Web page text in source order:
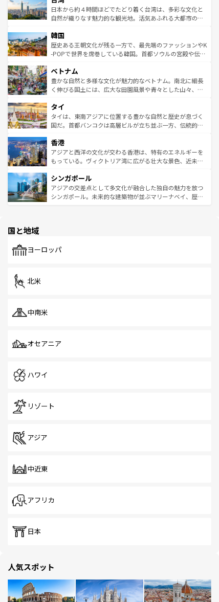
情報はコンテンツ一覧を参照してほしい。
人々、おいしいローカルフードやハワイアンミュージッ
ク、伝統的なフラダンスなど、すべてがハワイの魅力を彩
ワイを、存分に味わってほしい。 なお、新着のハワイ情報
はコンテンツ一覧を参照してほしい。
ク）、タスマニアの美しい原生林やケアンズの熱帯雨林な
ど、見どころがたくさん。また、カフェやワイン、オージ
いる。アクティビティも充実しており、サーフィンやダイ
ビング、ハイキングなど、アウトドア好きにはたまらな
い。オーストラリアの多彩な魅力を存分に味わいつくそ
参照してほしい。
日本から約４時間ほどでたどり着く台湾は、多彩な文化と
自然が織りなす魅力的な観光地。活気あふれる大都市の台
ン）、静ひつな山岳地帯である台湾東部など、都市の喧騒
と山間の静けさが共存しており、訪れる人に新しい発見と
驚きをもたらしてくれる。また、奥深い台湾の食文化も魅
容にもいいと評判のスイーツなど、バラエティ豊かな料理
が味わえる。 なお、新着の台湾情報は コンテンツ一覧を参
照してほしい。
韓国
歴史ある王朝文化が残る一方で、最先端のファッションやK
-POPで世界を席巻している韓国。首都ソウルの宮殿や伝統
き、地方に足を延ばせば四季折々の自然美を楽しむことが
できる。そして、キムチや焼肉、絶品のストリートフード
まで、さまざまな韓国料理が待っている。夜には、韓国な
リティに包まれながら、韓国の多彩な魅力を心ゆくまで味
わってみてほしい。 なお、新着の韓国情報はコンテンツ一
覧を参照してほしい。
ベトナム
豊かな自然と多様な文化が魅力的なベトナム。南北に細長
く伸びる国土には、広大な田園風景や青々とした山々、世
急速な発展と共に伝統が息づく。ハノイの古い町並みやホ
ーチミン市のフランス統治時代の建物も、独特の雰囲気を
醸し出している。また、バラエティの豊かさとおいしさで
とつ。フォーやバインミー、ベトナムコーヒーなどは、ぜ
ひ現地で味わいたい。どの地域を訪れてもあたたかい人々
が旅行者を迎えてくれるので、きっと忘れられない旅にな
参照してほしい。
タイ
タイは、東南アジアに位置する豊かな自然と歴史が息づく
国だ。首都バンコクは高層ビルが立ち並ぶ一方、伝統的な
の活気が交差している。北部ではチェンマイなどの山岳地
帯で自然と触れ合い、南部ではプーケットやクラビの美し
いビーチでリゾート気分を楽しむことができる。タイ料理
激する。気候は一年中温暖で、どの季節にも異なる楽しみ
が待っている。親しみやすいタイの人々、仏教を中心とし
た文化、そして多様な観光資源が、訪れる旅人を魅了し続
香港
アジアと西洋の文化が交わる香港は、特有のエネルギーを
もっている。ヴィクトリア湾に広がる壮大な景色、近未来
み、どこを訪れても感動するはず。観光スポットが密集し
ており、効率よく見どころを回れるのも魅力。息をのむよ
うな絶景から文化的な体験まで、香港を存分に楽しみ尽く
シンガポール
アジアの交差点として多文化が融合した独自の魅力を放つ
シンガポール。未来的な建築物が並ぶマリーナベイ、歴史
で、ホーカーズは地元の風情を楽しめる外せないスポット
国と地域
ヨーロッパ
北米
中南米
オセアニア
ハワイ
リゾート
アジア
中近東
アフリカ
日本
人気スポット